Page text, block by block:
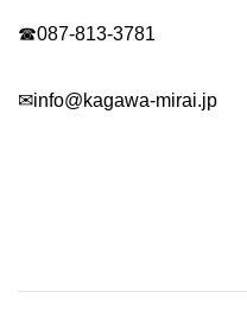
☎087-813-3781
✉info@kagawa-mirai.jp